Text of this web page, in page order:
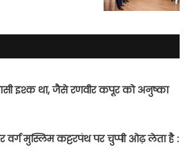
इश्क था, जैसे रणवीर कपूर को अनुष्का
मुस्लिम कट्टरपंथ पर चुप्पी ओढ़ लेता है :